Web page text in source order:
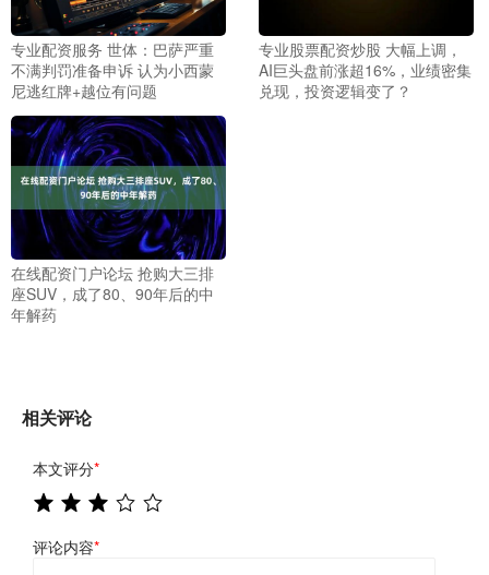
专业配资服务 世体：巴萨严重
不满判罚准备申诉 认为小西蒙
尼逃红牌+越位有问题
专业股票配资炒股 大幅上调，
AI巨头盘前涨超16%，业绩密集
兑现，投资逻辑变了？
在线配资门户论坛 抢购大三排
座SUV，成了80、90年后的中
年解药
相关评论
本文评分*
评论内容*